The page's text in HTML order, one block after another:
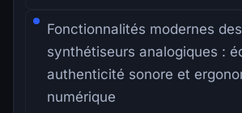
Fonctionnalités modernes des
synthétiseurs analogiques :
authenticité sonore et
numérique